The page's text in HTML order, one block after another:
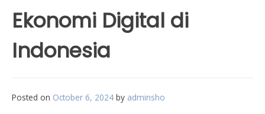
Ekonomi Digital di
Indonesia
Posted on October 6, 2024 by adminsho